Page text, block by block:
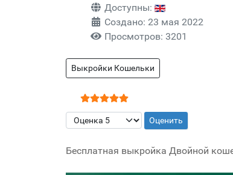
Доступны:
Создано: 23 мая 2022
Просмотров: 3201
Выкройки Кошельки
Рейтинг:5/5
Пожалуйста, оцените
Бесплатная выкройка Двойной